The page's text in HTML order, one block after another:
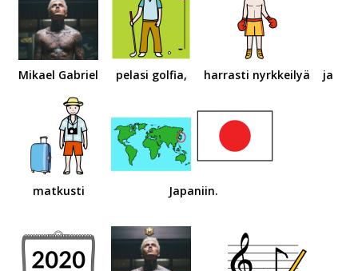
Mikael Gabriel pelasi golfia, harrasti nyrkkeilyä ja
matkusti Japaniin.